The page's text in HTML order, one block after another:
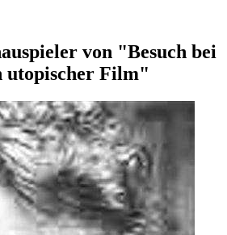
von "Besuch bei
utopischer Film"